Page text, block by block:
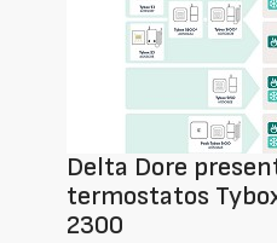
Delta Dore
termostatos
2300